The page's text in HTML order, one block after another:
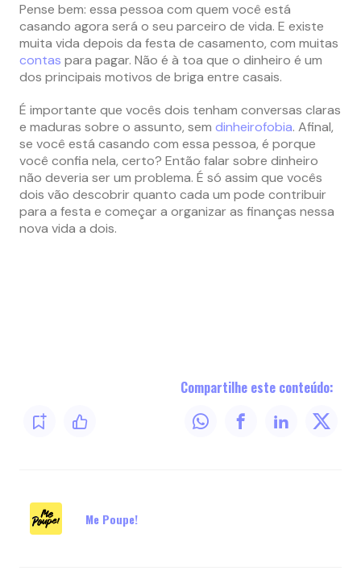
Pense bem: essa pessoa com quem você está
casando agora será o seu parceiro de vida. E existe
muita vida depois da festa de casamento, com muitas
contas para pagar. Não é à toa que o dinheiro é um
dos principais motivos de briga entre casais.
É importante que vocês dois tenham conversas claras
e maduras sobre o assunto, sem dinheirofobia. Afinal,
se você está casando com essa pessoa, é porque
você confia nela, certo? Então falar sobre dinheiro
não deveria ser um problema. É só assim que vocês
dois vão descobrir quanto cada um pode contribuir
para a festa e começar a organizar as finanças nessa
nova vida a dois.
Compartilhe este conteúdo:
Me Poupe!